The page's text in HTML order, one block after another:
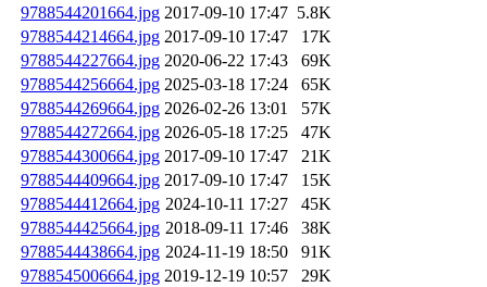
9788544201664.jpg 2017-09-10 17:47 5.8K
9788544214664.jpg 2017-09-10 17:47
17K
9788544227664.jpg 2020-06-22 17:43
69K
9788544256664.jpg 2025-03-18 17:24
65K
9788544269664.jpg 2026-02-26 13:01
57K
9788544272664.jpg 2026-05-18 17:25
47K
9788544300664.jpg 2017-09-10 17:47
21K
9788544409664.jpg 2017-09-10 17:47
15K
9788544412664.jpg 2024-10-11 17:27
45K
9788544425664.jpg 2018-09-11 17:46
38K
9788544438664.jpg 2024-11-19 18:50
91K
9788545006664.jpg 2019-12-19 10:57
29K